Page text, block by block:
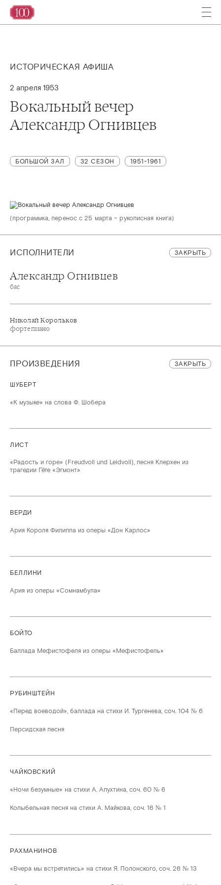
ИСТОРИЧЕСКАЯ АФИША
2 апреля 1953
Вокальный вечер
Александр Огнивцев
БОЛЬШОЙ ЗАЛ 32 СЕЗОН 1951-1961
(программка, перенос с 25 марта – рукописная книга)
ИСПОЛНИТЕЛИ ЗАКРЫТЬ
Александр Огнивцев
бас
Николай Корольков
фортепиано
ПРОИЗВЕДЕНИЯ ЗАКРЫТЬ
ШУБЕРТ
«К музыке» на слова Ф. Шобера
ЛИСТ
«Радость и горе» (Freudvoll und Leidvoll), песня Клерхен из
трагедии Гёте «Эгмонт»
ВЕРДИ
Ария Короля Филиппа из оперы «Дон Карлос»
БЕЛЛИНИ
Ария из оперы «Сомнамбула»
БОЙТО
Баллада Мефистофеля из оперы «Мефистофель»
РУБИНШТЕЙН
«Перед воеводой», баллада на стихи И. Тургенева, соч. 104 № 6
Персидская песня
ЧАЙКОВСКИЙ
«Ночи безумные» на стихи А. Апухтина, соч. 60 № 6
Колыбельная песня на стихи А. Майкова, соч. 16 № 1
РАХМАНИНОВ
«Вчера мы встретились» на стихи Я. Полонского, соч. 26 № 13